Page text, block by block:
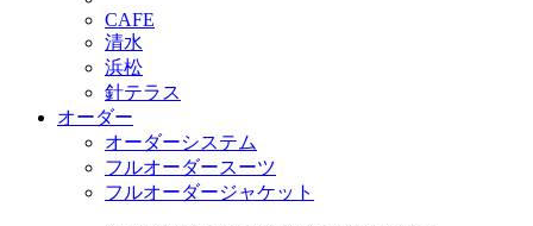
CAFE
清水
浜松
針テラス
オーダー
オーダーシステム
フルオーダースーツ
フルオーダージャケット